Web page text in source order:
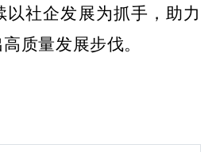
社企发展为抓手，助力
质量发展步伐。